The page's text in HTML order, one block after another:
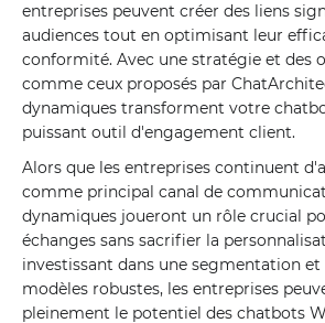
entreprises peuvent créer des liens
audiences tout en optimisant leur
conformité. Avec une stratégie et des
comme ceux proposés par
dynamiques transforment votre
puissant outil d'engagement client.
Alors que les entreprises continuent
comme principal canal de
dynamiques joueront un rôle crucial
échanges sans sacrifier la
investissant dans une segmentation
modèles robustes, les entreprises
pleinement le potentiel des chatbots